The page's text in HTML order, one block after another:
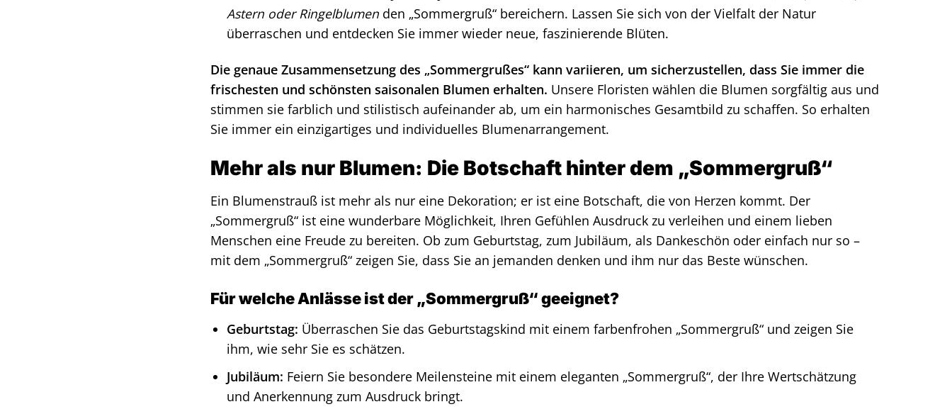
Astern oder Ringelblumenden „Sommergruß“ bereichern. Lassen Sie sich von der Vielfalt der Natur
überraschen und entdecken Sie immer wieder neue, faszinierende Blüten.
Die genaue Zusammensetzung des „Sommergrußes“ kann variieren, um sicherzustellen, dass Sie immer die
frischesten und schönsten saisonalen Blumen erhalten. Unsere Floristen wählen die Blumen sorgfältig aus und
stimmen sie farblich und stilistisch aufeinander ab, um ein harmonisches Gesamtbild zu schaffen. So erhalten
Sie immer ein einzigartiges und individuelles Blumenarrangement.
Mehr als nur Blumen: Die Botschaft hinter dem „Sommergruß“
Ein Blumenstrauß ist mehr als nur eine Dekoration; er ist eine Botschaft, die von Herzen kommt. Der
„Sommergruß“ ist eine wunderbare Möglichkeit, Ihren Gefühlen Ausdruck zu verleihen und einem lieben
Menschen eine Freude zu bereiten. Ob zum Geburtstag, zum Jubiläum, als Dankeschön oder einfach nur so –
mit dem „Sommergruß“ zeigen Sie, dass Sie an jemanden denken und ihm nur das Beste wünschen.
Für welche Anlässe ist der „Sommergruß“ geeignet?
Geburtstag: Überraschen Sie das Geburtstagskind mit einem farbenfrohen „Sommergruß“ und zeigen Sie
ihm, wie sehr Sie es schätzen.
Jubiläum: Feiern Sie besondere Meilensteine mit einem eleganten „Sommergruß“, der Ihre Wertschätzung
und Anerkennung zum Ausdruck bringt.